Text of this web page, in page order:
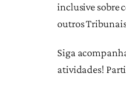
inclusive sobre
outros
Siga
atividades!